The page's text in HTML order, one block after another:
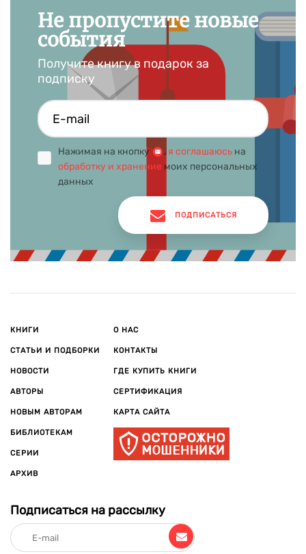
Не пропустите новые
события
Получите книгу в подарок за
подписку
Нажимая на кнопку , я соглашаюсь на
обработку и хранение моих персональных
данных
ПОДПИСАТЬСЯ
КНИГИ
СТАТЬИ И ПОДБОРКИ
НОВОСТИ
АВТОРЫ
НОВЫМ АВТОРАМ
БИБЛИОТЕКАМ
СЕРИИ
АРХИВ
О НАС
КОНТАКТЫ
ГДЕ КУПИТЬ КНИГИ
СЕРТИФИКАЦИЯ
КАРТА САЙТА
Подписаться на рассылку